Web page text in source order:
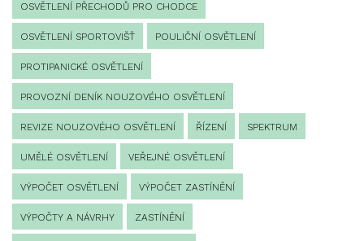
OSVĚTLENÍ PŘECHODŮ PRO CHODCE
OSVĚTLENÍ SPORTOVIŠŤ POULIČNÍ OSVĚTLENÍ
PROTIPANICKÉ OSVĚTLENÍ
PROVOZNÍ DENÍK NOUZOVÉHO OSVĚTLENÍ
REVIZE NOUZOVÉHO OSVĚTLENÍ ŘÍZENÍ SPEKTRUM
UMĚLÉ OSVĚTLENÍ VEŘEJNÉ OSVĚTLENÍ
VÝPOČET OSVĚTLENÍ VÝPOČET ZASTÍNĚNÍ
VÝPOČTY A NÁVRHY ZASTÍNĚNÍ